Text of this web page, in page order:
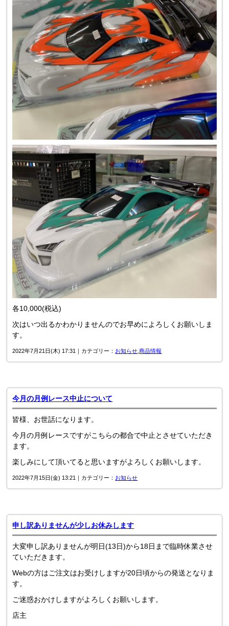
各10,000(税込)
次はいつ出るかわかりませんのでお早めによろしくお願いしま
す。
2022年7月21日(木) 17:31｜カテゴリー： お知らせ ,商品情報
今月の月例レース中止について
皆様、お世話になります。
今月の月例レースですがこちらの都合で中止とさせていただき
ます。
楽しみにして頂いてると思いますがよろしくお願いします。
2022年7月15日(金) 13:21｜カテゴリー： お知らせ
申し訳ありませんが少しお休みします
大変申し訳ありませんが明日(13日)から18日まで臨時休業させ
ていただきます。
Webの方はご注文はお受けしますが20日頃からの発送となりま
す。
ご迷惑おかけしますがよろしくお願いします。
店主